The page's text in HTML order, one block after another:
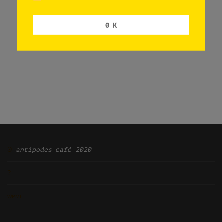
antipodes café 2020
0 K